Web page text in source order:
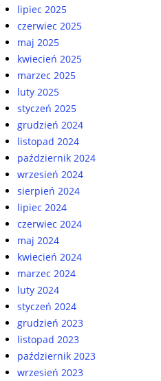
lipiec 2025
czerwiec 2025
maj 2025
kwiecień 2025
marzec 2025
luty 2025
styczeń 2025
grudzień 2024
listopad 2024
październik 2024
wrzesień 2024
sierpień 2024
lipiec 2024
czerwiec 2024
maj 2024
kwiecień 2024
marzec 2024
luty 2024
styczeń 2024
grudzień 2023
listopad 2023
październik 2023
wrzesień 2023